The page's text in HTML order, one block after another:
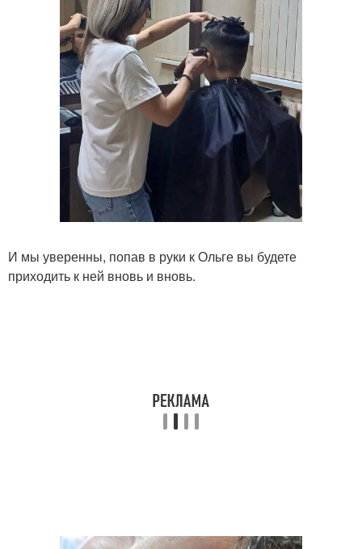
И мы уверенны, попав в руки к Ольге вы будете
приходить к ней вновь и вновь.